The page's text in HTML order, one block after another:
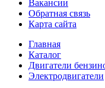
Вакансии
Обратная связь
Карта сайта
Главная
Каталог
Двигатели
Электродвигатели